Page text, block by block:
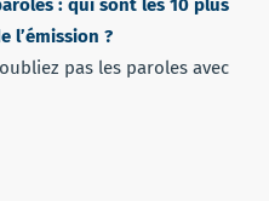
: qui sont les 10 plus
l’émission ?
pas les paroles avec